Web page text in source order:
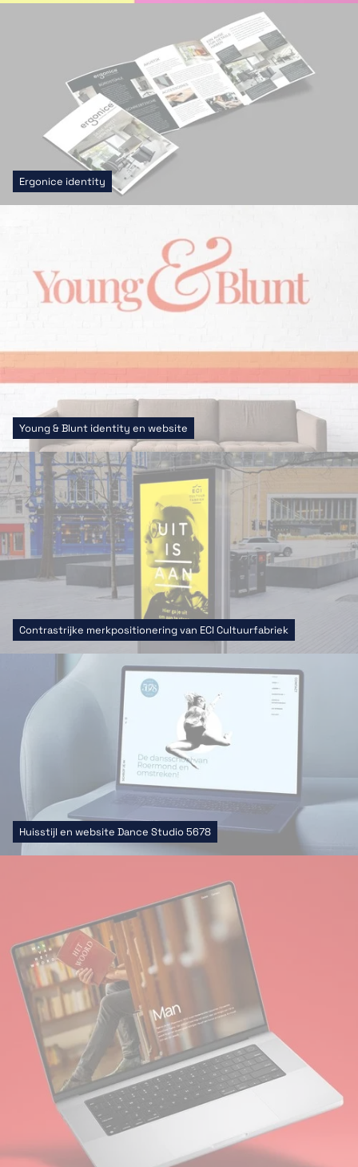
Ergonice identity
Young & Blunt identity en website
Contrastrijke merkpositionering van ECI Cultuurfabriek
Huisstijl en website Dance Studio 5678